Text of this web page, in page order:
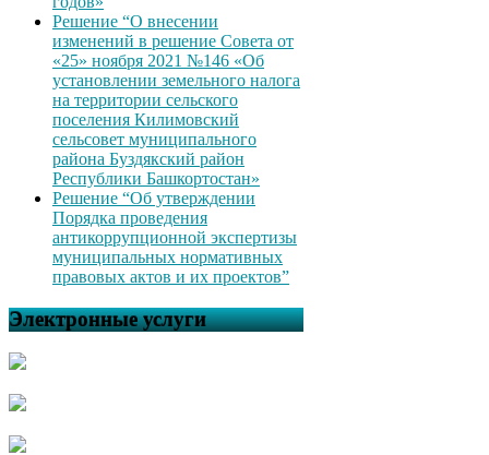
Решение “О внесении
изменений в решение Совета от
«25» ноября 2021 №146 «Об
установлении земельного налога
на территории сельского
поселения Килимовский
сельсовет муниципального
района Буздякский район
Республики Башкортостан»
Решение “Об утверждении
Порядка проведения
антикоррупционной экспертизы
муниципальных нормативных
правовых актов и их проектов”
Электронные услуги